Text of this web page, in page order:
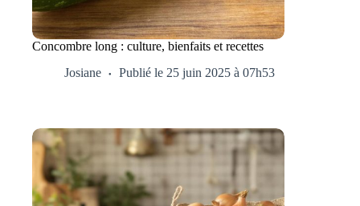
Concombre long : culture, bienfaits et recettes
Josiane
Publié le 25 juin 2025 à 07h53